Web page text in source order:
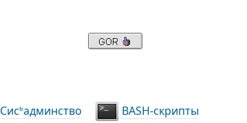
Сисьадминство
BASH-скрипты